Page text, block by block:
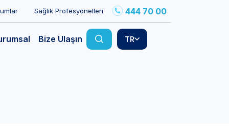
Sağlık Profesyonelleri 444 70 00
Bize Ulaşın TR